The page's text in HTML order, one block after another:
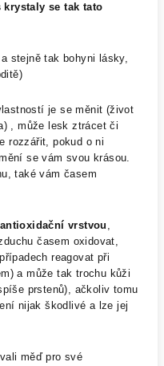
krystaly se tak tato
stejně tak bohyni lásky,
je se měnit (život
, může lesk ztrácet či
rozzářit, pokud o ni
se vám svou krásou.
také vám časem
vrstvou,
časem oxidovat,
reagovat při
a může tak trochu kůži
prstenů), ačkoliv tomu
nijak škodlivé a lze jej
měď pro své